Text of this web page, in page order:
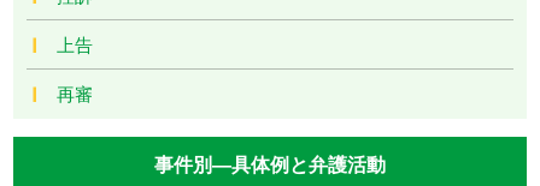
上告
再審
事件別―具体例と弁護活動